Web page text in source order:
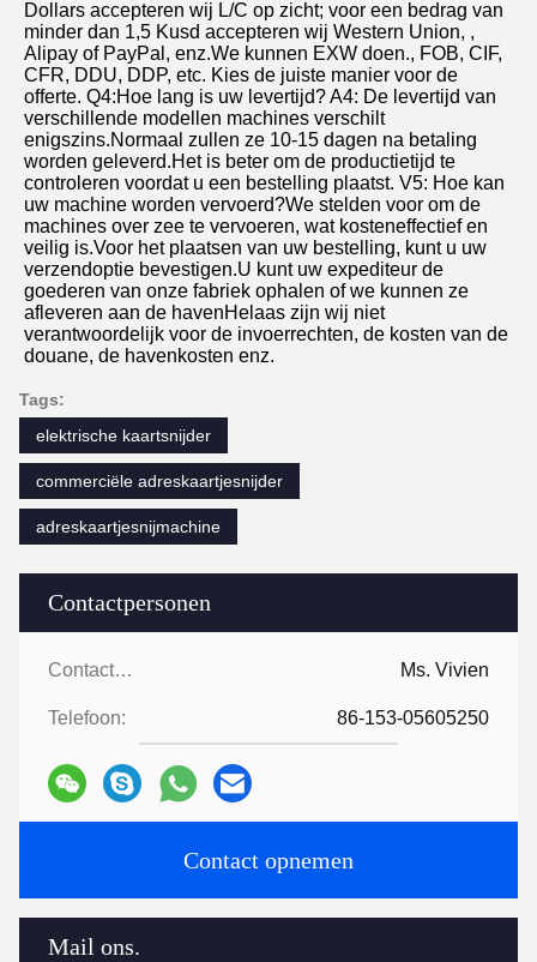
Contactpersonen
Contactpersonen: Ms. Vivien
Telefoon: 86-153-05605250
Contact opnemen
Mail ons.
Dollars accepteren wij L/C op zicht; voor een bedrag van
minder dan 1,5 Kusd accepteren wij Western Union, ,
Alipay of PayPal, enz.We kunnen EXW doen., FOB, CIF,
CFR, DDU, DDP, etc. Kies de juiste manier voor de
offerte. Q4:Hoe lang is uw levertijd? A4: De levertijd van
verschillende modellen machines verschilt
enigszins.Normaal zullen ze 10-15 dagen na betaling
worden geleverd.Het is beter om de productietijd te
controleren voordat u een bestelling plaatst. V5: Hoe kan
uw machine worden vervoerd?We stelden voor om de
machines over zee te vervoeren, wat kosteneffectief en
veilig is.Voor het plaatsen van uw bestelling, kunt u uw
verzendoptie bevestigen.U kunt uw expediteur de
goederen van onze fabriek ophalen of we kunnen ze
afleveren aan de havenHelaas zijn wij niet
verantwoordelijk voor de invoerrechten, de kosten van de
douane, de havenkosten enz.
Tags:
elektrische kaartsnijder
commerciële adreskaartjesnijder
adreskaartjesnijmachine